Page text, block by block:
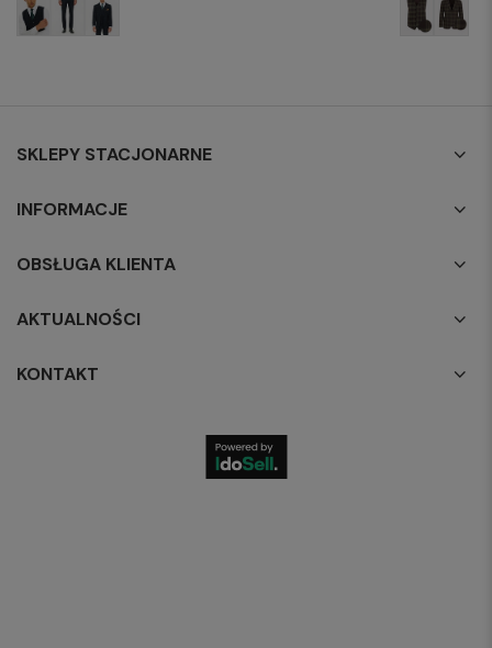
SKLEPY STACJONARNE
INFORMACJE
OBSŁUGA KLIENTA
AKTUALNOŚCI
KONTAKT